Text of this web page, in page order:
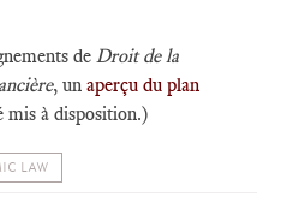
de Droit de la
, un aperçu du plan
mis à disposition.)
LAW